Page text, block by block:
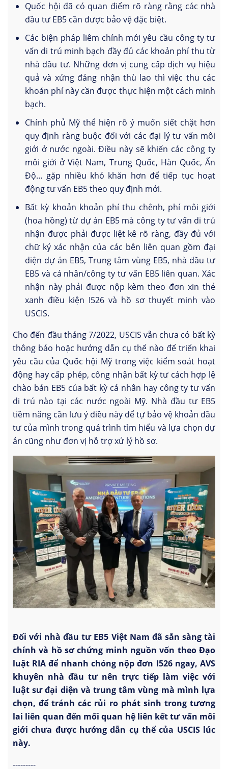
Quốc hội đã có quan điểm rõ ràng rằng các nhà
đầu tư EB5 cần được bảo vệ đặc biệt.
Các biện pháp liêm chính mới yêu cầu công ty tư
vấn di trú minh bạch đầy đủ các khoản phí thu từ
nhà đầu tư. Những đơn vị cung cấp dịch vụ hiệu
quả và xứng đáng nhận thù lao thì việc thu các
khoản phí này cần được thực hiện một cách minh
bạch.
Chính phủ Mỹ thể hiện rõ ý muốn siết chặt hơn
quy định ràng buộc đối với các đại lý tư vấn môi
giới ở nước ngoài. Điều này sẽ khiến các công ty
môi giới ở Việt Nam, Trung Quốc, Hàn Quốc, Ấn
Độ… gặp nhiều khó khăn hơn để tiếp tục hoạt
động tư vấn EB5 theo quy định mới.
Bất kỳ khoản khoản phí thu chênh, phí môi giới
(hoa hồng) từ dự án EB5 mà công ty tư vấn di trú
nhận được phải được liệt kê rõ ràng, đầy đủ với
chữ ký xác nhận của các bên liên quan gồm đại
diện dự án EB5, Trung tâm vùng EB5, nhà đầu tư
EB5 và cá nhân/công ty tư vấn EB5 liên quan. Xác
nhận này phải được nộp kèm theo đơn xin thẻ
xanh điều kiện I526 và hồ sơ thuyết minh vào
USCIS.
Cho đến đầu tháng 7/2022, USCIS vẫn chưa có bất kỳ
thông báo hoặc hướng dẫn cụ thể nào để triển khai
yêu cầu của Quốc hội Mỹ trong việc kiểm soát hoạt
động hay cấp phép, công nhận bất kỳ tư cách hợp lệ
chào bán EB5 của bất kỳ cá nhân hay công ty tư vấn
di trú nào tại các nước ngoài Mỹ. Nhà đầu tư EB5
tiềm năng cần lưu ý điều này để tự bảo vệ khoản đầu
tư của mình trong quá trình tìm hiểu và lựa chọn dự
án cũng như đơn vị hỗ trợ xử lý hồ sơ.
Đối với nhà đầu tư EB5 Việt Nam đã sẵn sàng tài
chính và hồ sơ chứng minh nguồn vốn theo Đạo
luật RIA để nhanh chóng nộp đơn I526 ngay, AVS
khuyên nhà đầu tư nên trực tiếp làm việc với
luật sư đại diện và trung tâm vùng mà mình lựa
chọn, để tránh các rủi ro phát sinh trong tương
lai liên quan đến mối quan hệ liên kết tư vấn môi
giới chưa được hướng dẫn cụ thể của USCIS lúc
này.
---------